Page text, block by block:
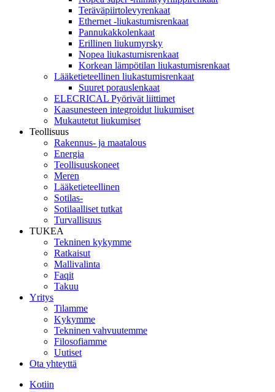
Teräväpiirtolevyrenkaat
Ethernet -liukastumisrenkaat
Pannukakkolenkaat
Erillinen liukumyrsky
Nopea liukastumisrenkaat
Korkean lämpötilan liukastumisrenkaat
Lääketieteellinen liukastumisrenkaat
Suuret porauslenkaat
ELECRICAL Pyörivät liittimet
Kaasunesteen integroidut liukumiset
Mukautetut liukumiset
Teollisuus
Rakennus- ja maatalous
Energia
Teollisuuskoneet
Meren
Lääketieteellinen
Sotilas-
Sotilaalliset tutkat
Turvallisuus
TUKEA
Tekninen kykymme
Ratkaisut
Mallivalinta
Faqit
Takuu
Yritys
Tilamme
Kykymme
Tekninen vahvuutemme
Filosofiamme
Uutiset
Ota yhteyttä
Kotiin